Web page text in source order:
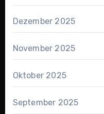
Dezember 2025
November 2025
Oktober 2025
September 2025